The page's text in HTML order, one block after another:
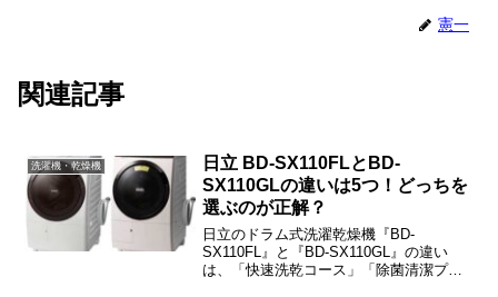
憲一
関連記事
洗濯機・乾燥機
日立 BD-SX110FLとBD-
SX110GLの違いは5つ！どっちを
選ぶのが正解？
日立のドラム式洗濯乾燥機『BD-
SX110FL』と『BD-SX110GL』の違い
は、「快速洗乾コース」「除菌清潔プラ